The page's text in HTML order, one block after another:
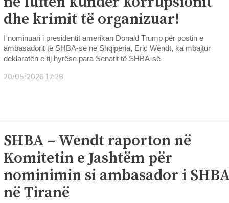
dhe krimit të organizuar!
I nominuari i presidentit amerikan Donald Trump për postin e
ambasadorit të SHBA-së në Shqipëria, Eric Wendt, ka mbajtur
deklaratën e tij hyrëse para Senatit të SHBA-së
20/05/2026 17:28
SHBA – Wendt raporton në
Komitetin e Jashtëm për
nominimin si ambasador i
në Tiranë